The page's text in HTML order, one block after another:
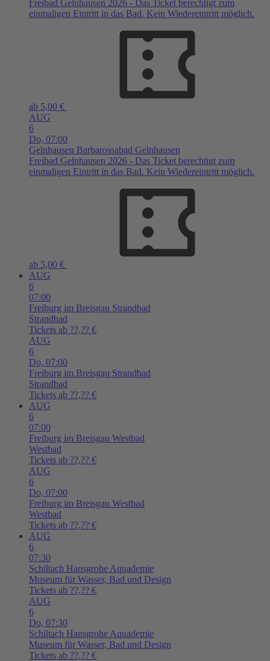
Freibad Gelnhausen 2026 - Das Ticket berechtigt zum
einmaligen Eintritt in das Bad. Kein Wiedereintritt möglich.
ab 5,00 €
AUG
6
Do, 07:00
Gelnhausen Barbarossabad Gelnhausen
Freibad Gelnhausen 2026 - Das Ticket berechtigt zum
einmaligen Eintritt in das Bad. Kein Wiedereintritt möglich.
ab 5,00 €
AUG
6
07:00
Freiburg im Breisgau Strandbad
Strandbad
Tickets ab ??,?? €
AUG
6
Do, 07:00
Freiburg im Breisgau Strandbad
Strandbad
Tickets ab ??,?? €
AUG
6
07:00
Freiburg im Breisgau Westbad
Westbad
Tickets ab ??,?? €
AUG
6
Do, 07:00
Freiburg im Breisgau Westbad
Westbad
Tickets ab ??,?? €
AUG
6
07:30
Schiltach Hansgrohe Aquademie
Museum für Wasser, Bad und Design
Tickets ab ??,?? €
AUG
6
Do, 07:30
Schiltach Hansgrohe Aquademie
Museum für Wasser, Bad und Design
Tickets ab ??,?? €